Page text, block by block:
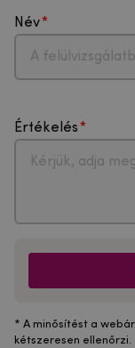
Név
Értékelés
* A minősítést a
kétszeresen ellenőrzi.